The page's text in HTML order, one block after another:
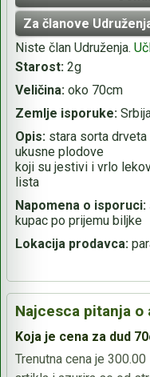
Za članove
Niste član Udruženja.
Starost: 2g
Veličina: oko 70cm
Zemlje isporuke:
Opis: stara sorta
ukusne plodove
koji su jestivi i vrlo
lista
Napomena o isporuci:
kupac po prijemu biljke
Lokacija prodavca:
Najcesca pitanja o
Koja je cena za dud
Trenutna cena je